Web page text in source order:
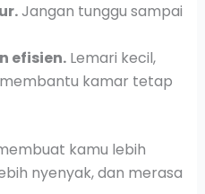
Jangan tunggu sampai
efisien.Lemari kecil,
kamar tetap
kamu lebih
nyenyak, dan merasa